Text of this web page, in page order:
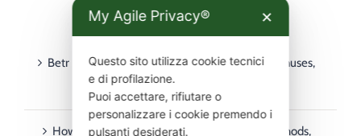
ULTIMI ARTICOLI
Betr PointsBet guide for Australian players – bonuses,
deposits, withdrawals & mobile
How to Use Rainbet in Australia: Payment Methods,
My Agile Privacy® ✕
Questo sito utilizza cookie tecnici
e di profilazione.
Puoi accettare, rifiutare o
personalizzare i cookie premendo i
pulsanti desiderati.